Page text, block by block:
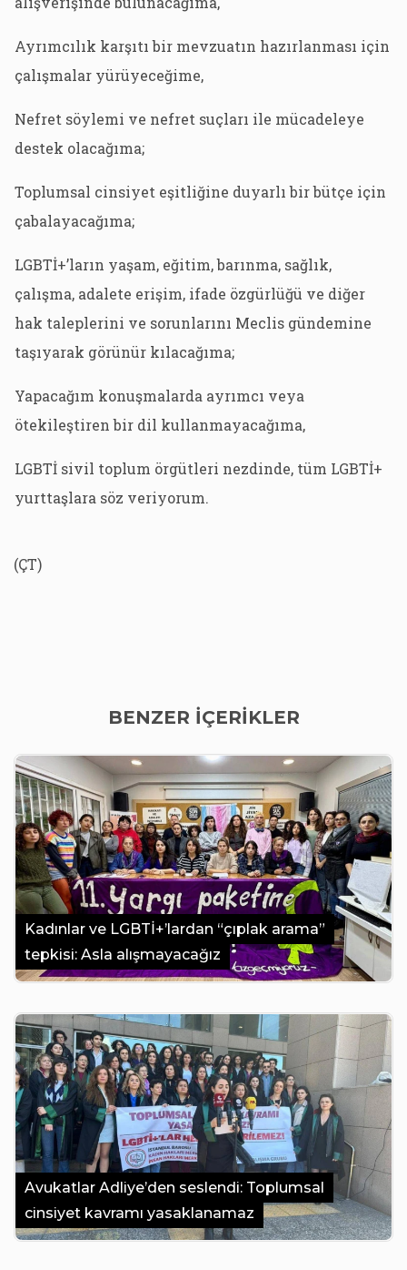
Ayrımcılık karşıtı bir mevzuatın hazırlanması için
çalışmalar yürüyeceğime,
Nefret söylemi ve nefret suçları ile mücadeleye
destek olacağıma;
Toplumsal cinsiyet eşitliğine duyarlı bir bütçe için
çabalayacağıma;
LGBTİ+’ların yaşam, eğitim, barınma, sağlık,
çalışma, adalete erişim, ifade özgürlüğü ve diğer
hak taleplerini ve sorunlarını Meclis gündemine
taşıyarak görünür kılacağıma;
Yapacağım konuşmalarda ayrımcı veya
ötekileştiren bir dil kullanmayacağıma,
LGBTİ sivil toplum örgütleri nezdinde, tüm LGBTİ+
yurttaşlara söz veriyorum.
(ÇT)
BENZER İÇERİKLER
Kadınlar ve LGBTİ+’lardan “çıplak arama”
tepkisi: Asla alışmayacağız
Avukatlar Adliye’den seslendi: Toplumsal
cinsiyet kavramı yasaklanamaz